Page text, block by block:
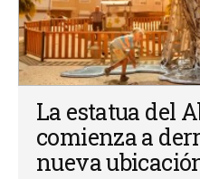
La estatua del
comienza a
nueva